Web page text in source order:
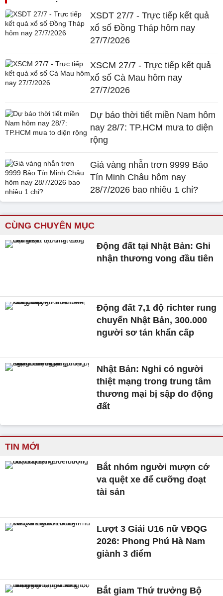
XSDT 27/7 - Trực tiếp kết quả
xổ số Đồng Tháp hôm nay
27/7/2026
XSCM 27/7 - Trực tiếp kết quả
xổ số Cà Mau hôm nay
27/7/2026
Dự báo thời tiết miền Nam hôm
nay 28/7: TP.HCM mưa to diện
rộng
Giá vàng nhẫn trơn 9999 Bảo
Tín Minh Châu hôm nay
28/7/2026 bao nhiêu 1 chỉ?
CÙNG CHUYÊN MỤC
Động đất tại Nhật Bản: Ghi
nhận thương vong đầu tiên
Động đất 7,1 độ richter rung
chuyển Nhật Bản, 300.000
người sơ tán khẩn cấp
Nhật Bản: Nghi có người
thiệt mạng trong trung tâm
thương mại bị sập do động
đất
TIN MỚI
Bắt nhóm người mượn cớ
va quệt xe để cưỡng đoạt
tài sản
Lượt 3 Giải U16 nữ VĐQG
2026: Phong Phú Hà Nam
giành 3 điểm
Bắt giam Thứ trưởng Bộ